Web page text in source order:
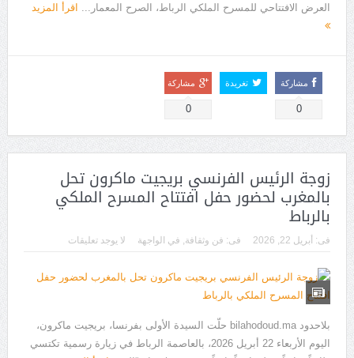
العرض الافتتاحي للمسرح الملكي الرباط، الصرح المعمار... اقرأ المزيد
مشاركة
0
تغريدة مشاركة
0
زوجة الرئيس الفرنسي بريجيت ماكرون تحل
بالمغرب لحضور حفل افتتاح المسرح الملكي
بالرباط
فى: أبريل 22, 2026 فى: فن وثقافة في الواجهة لا يوجد تعليقات
بلاحدود bilahodoud.ma حلّت السيدة الأولى بفرنسا، بريجيت ماكرون،
اليوم الأربعاء 22 أبريل 2026، بالعاصمة الرباط في زيارة رسمية تكتسي